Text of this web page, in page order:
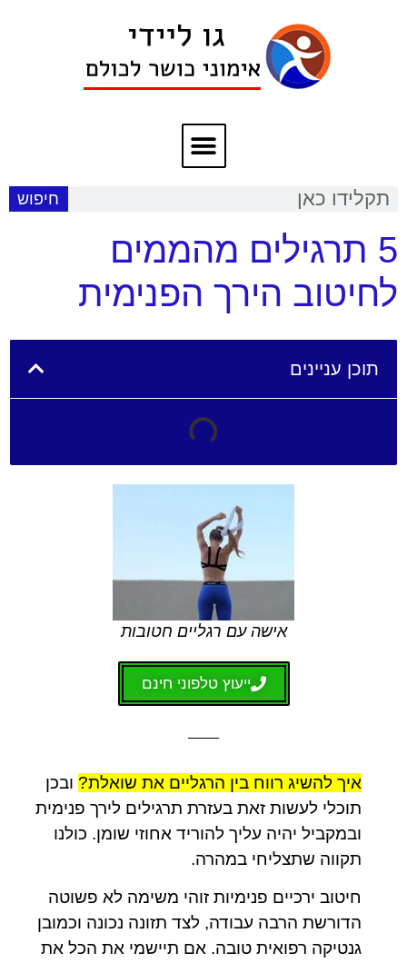
חיפוש
5 תרגילים מהממים
לחיטוב הירך הפנימית
תוכן עניינים
אישה עם רגליים חטובות
ייעוץ טלפוני חינם
איך להשיג רווח בין הרגליים את שואלת? ובכן
תוכלי לעשות זאת בעזרת תרגילים לירך פנימית
ובמקביל יהיה עליך להוריד אחוזי שומן. כולנו
תקווה שתצליחי במהרה.
חיטוב ירכיים פנימיות זוהי משימה לא פשוטה
הדורשת הרבה עבודה, לצד תזונה נכונה וכמובן
גנטיקה רפואית טובה. אם תיישמי את הכל את